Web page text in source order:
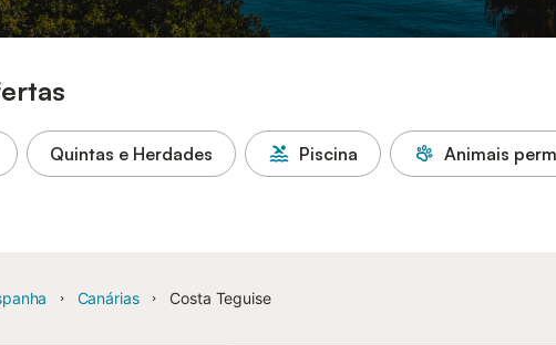
Quintas e Herdades Piscina Animais
Canárias Costa Teguise